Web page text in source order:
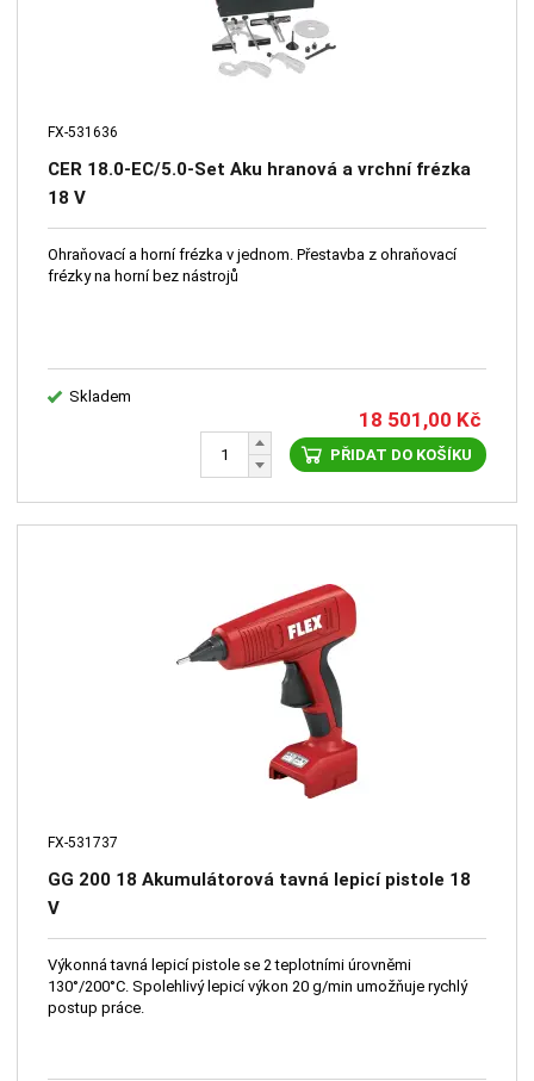
FX-531636
CER 18.0-EC/5.0-Set Aku hranová a vrchní frézka
18 V
Ohraňovací a horní frézka v jednom. Přestavba z ohraňovací
frézky na horní bez nástrojů
Skladem
18 501,00 Kč
PŘIDAT DO KOŠÍKU
FX-531737
GG 200 18 Akumulátorová tavná lepicí pistole 18
V
Výkonná tavná lepicí pistole se 2 teplotními úrovněmi
130°/200°C. Spolehlivý lepicí výkon 20 g/min umožňuje rychlý
postup práce.